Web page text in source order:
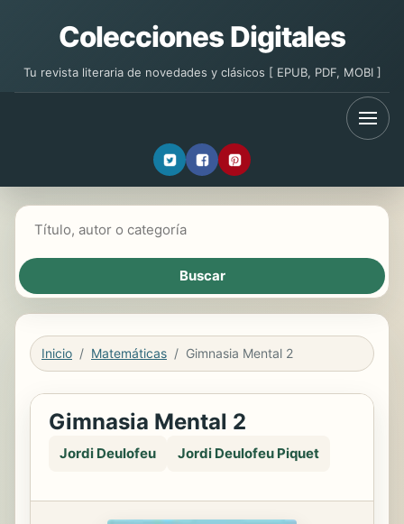
Colecciones Digitales
Tu revista literaria de novedades y clásicos [ EPUB, PDF, MOBI ]
Inicio Matemáticas Gimnasia Mental 2
Gimnasia Mental 2
Jordi Deulofeu Jordi Deulofeu Piquet